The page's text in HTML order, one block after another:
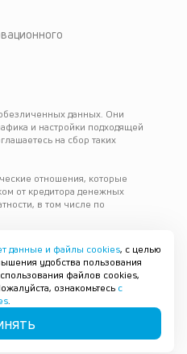
данные и файлы cookies, с целью
удобства пользования
файлов cookies,
ознакомьтесь с
.
данных. Они
и настройки подходящей
на сбор таких
отношения, которые
от кредитора денежных
в том числе по
Челябинск